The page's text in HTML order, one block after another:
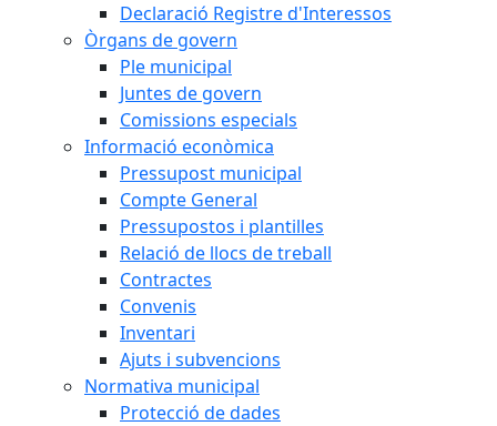
Declaració Registre d'Interessos
Òrgans de govern
Ple municipal
Juntes de govern
Comissions especials
Informació econòmica
Pressupost municipal
Compte General
Pressupostos i plantilles
Relació de llocs de treball
Contractes
Convenis
Inventari
Ajuts i subvencions
Normativa municipal
Protecció de dades